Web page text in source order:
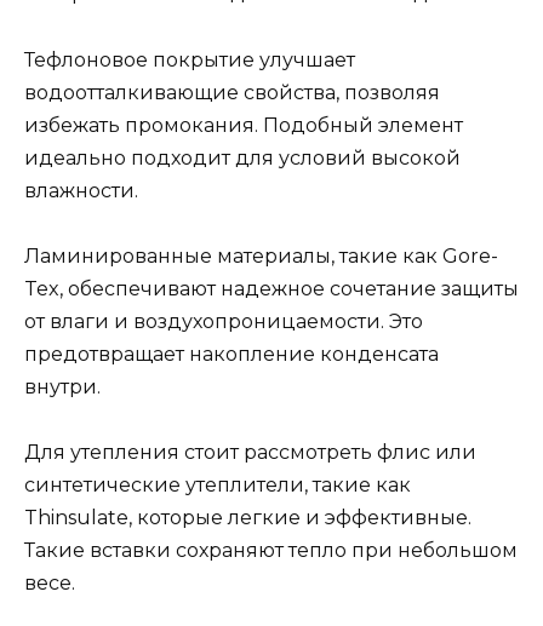
Тефлоновое покрытие улучшает
водоотталкивающие свойства, позволяя
избежать промокания. Подобный элемент
идеально подходит для условий высокой
влажности.
Ламинированные материалы, такие как Gore-
Tex, обеспечивают надежное сочетание защиты
от влаги и воздухопроницаемости. Это
предотвращает накопление конденсата
внутри.
Для утепления стоит рассмотреть флис или
синтетические утеплители, такие как
Thinsulate, которые легкие и эффективные.
Такие вставки сохраняют тепло при небольшом
весе.